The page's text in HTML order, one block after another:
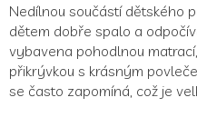
Nedílnou součástí dětského
dětem dobře spalo a
vybavena pohodlnou
přikrývkou s krásným
se často zapomíná, což je